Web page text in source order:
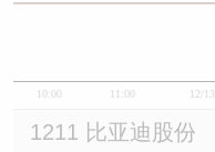
10:00 11:00 12/13
1211 比亚迪股份